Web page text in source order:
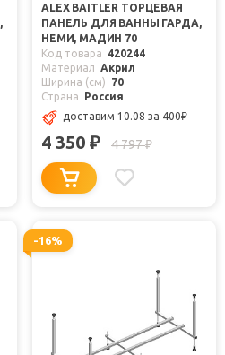
ALEX BAITLER ТОРЦЕВАЯ
ПАНЕЛЬ ДЛЯ ВАННЫ ГАРДА,
НЕМИ, МАДИН 70
Код товара
420244
Материал
Акрил
Ширина (см)
70
Страна
Россия
доставим 10.08 за 400₽
4 350 ₽ 4 797₽
-16%